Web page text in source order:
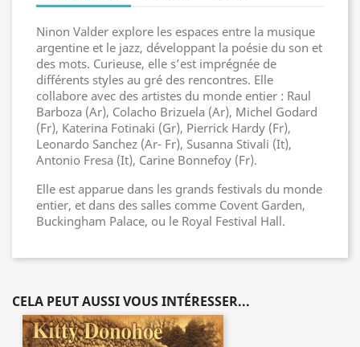
Ninon Valder explore les espaces entre la musique
argentine et le jazz, développant la poésie du son et
des mots. Curieuse, elle s’est imprégnée de
différents styles au gré des rencontres. Elle
collabore avec des artistes du monde entier : Raul
Barboza (Ar), Colacho Brizuela (Ar), Michel Godard
(Fr), Katerina Fotinaki (Gr), Pierrick Hardy (Fr),
Leonardo Sanchez (Ar- Fr), Susanna Stivali (It),
Antonio Fresa (It), Carine Bonnefoy (Fr).
Elle est apparue dans les grands festivals du monde
entier, et dans des salles comme Covent Garden,
Buckingham Palace, ou le Royal Festival Hall.
CELA PEUT AUSSI VOUS INTÉRESSER...